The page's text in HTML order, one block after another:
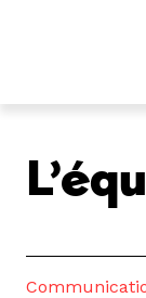
Panneau de